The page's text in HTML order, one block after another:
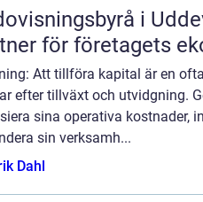
i
för företagets
Att tillföra kapital är en
efter tillväxt och utvidgning.
sina operativa kostnader,
sin verksamh...
Dahl